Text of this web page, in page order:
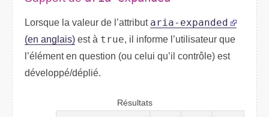
Lorsque la valeur de l’attribut aria-expanded
(en anglais) est à true, il informe l’utilisateur que
l’élément en question (ou celui qu’il contrôle) est
développé/déplié.
Résultats